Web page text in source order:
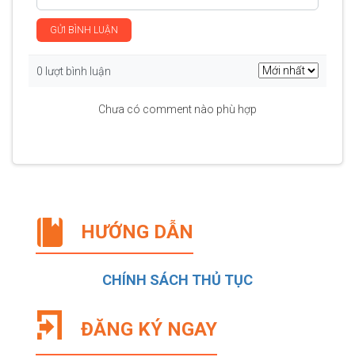
GỬI BÌNH LUẬN
0 lượt bình luận
Chưa có comment nào phù hợp
HƯỚNG DẪN
CHÍNH SÁCH THỦ TỤC
ĐĂNG KÝ NGAY